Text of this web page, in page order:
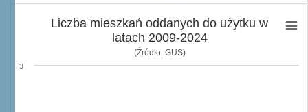
Liczba mieszkań oddanych do użytku w
latach 2009-2024
(Źródło: GUS)
3